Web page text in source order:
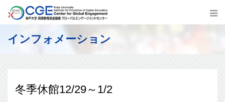
インフォメーション
冬季休館12/29～1/2